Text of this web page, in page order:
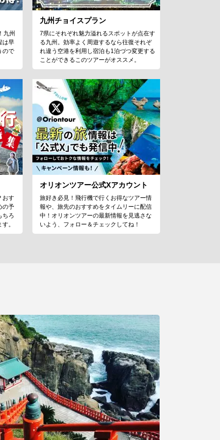
九州
は早
ので
九州チョイスプラン
7県にそれぞれ魅力溢れるスポットが点在す
る九州。効率よく周遊するなら往復それぞ
れ違う空港を利用し宿泊も1泊づつ変更する
ことができるこのツアーがオススメ。
おす
の予
ちろ
。
オリオンツアー公式Xアカウント
旅好き必見！飛行機で行くお得なツアー情
報や、旅先のおすすめをタイムリーに配信
中！オリオンツアーの最新情報を見逃さな
いよう、フォロー＆チェックしてね！